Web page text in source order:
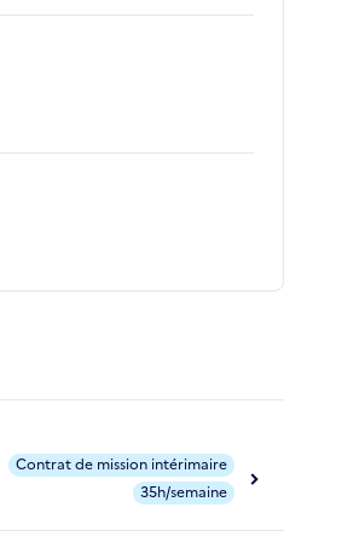
Contrat de mission intérimaire
35h/semaine